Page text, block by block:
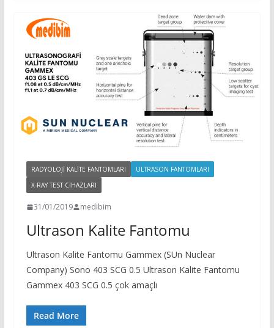
RADYOLOJI KALITE FANTOMLARI
ULTRASON FANTOMLARI
X-RAY TEST CIHAZLARI
31/01/2019 medibim
Ultrason Kalite Fantomu
Ultrason Kalite Fantomu Gammex (SUn Nuclear
Company) Sono 403 SCG 0.5 Ultrason Kalite Fantomu
Gammex 403 SCG 0.5 çok amaçlı
Read More